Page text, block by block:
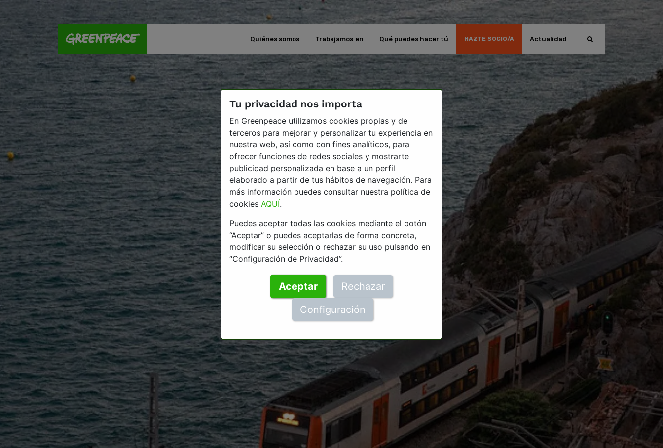
Quiénes somos Trabajamos en Qué puedes hacer tú HAZTE SOCIO/A Actualidad
Tu privacidad nos importa
En Greenpeace utilizamos cookies propias y de
terceros para mejorar y personalizar tu experiencia en
nuestra web, así como con fines analíticos, para
ofrecer funciones de redes sociales y mostrarte
publicidad personalizada en base a un perfil
elaborado a partir de tus hábitos de navegación. Para
más información puedes consultar nuestra política de
cookies AQUÍ.
Puedes aceptar todas las cookies mediante el botón
“Aceptar” o puedes aceptarlas de forma concreta,
modificar su selección o rechazar su uso pulsando en
“Configuración de Privacidad”.
Aceptar
Rechazar
Configuración